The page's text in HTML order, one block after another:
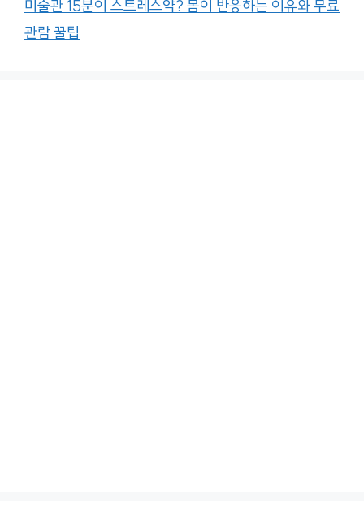
미술관 15분이 스트레스약? 몸이 반응하는 이유와 무료
관람 꿀팁